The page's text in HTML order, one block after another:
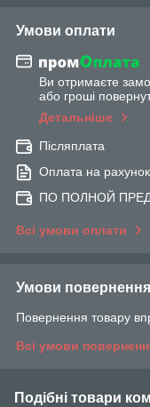
Умови оплати
Ви отримаєте
або гроші
Детальніше
Післяплата
Оплата на рахунок
ПО ПОЛНОЙ
Всі умови оплати
Умови повернення
Повернення товару
Всі умови
Подібні товари